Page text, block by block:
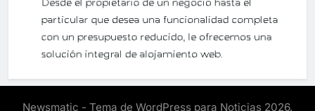
Newsmatic - Tema de WordPress para Noticias 2026.